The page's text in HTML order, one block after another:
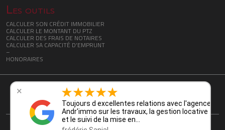
Toujours d excellentes relations avec l'agence
Andr'immo sur les travaux, la gestion locative
et le suivi de la mise en…
Les outils
CALCULER SON CRÉDIT IMMOBILIER
CALCULER LE MONTANT DU PTZ
CALCULER DES FRAIS DE NOTAIRES
CALCULER SA CAPACITÉ D’EMPRUNT
–
HONORAIRES
POLITIQUE DE
CONFIDENTIALITÉ
MENTIONS
LÉGALES
ADMINISTRATEUR
5 Place Carnot - 69002 Lyon
Andr'immo 2026 Tous droits réservés -Site réalisé par Charly & Gandhi